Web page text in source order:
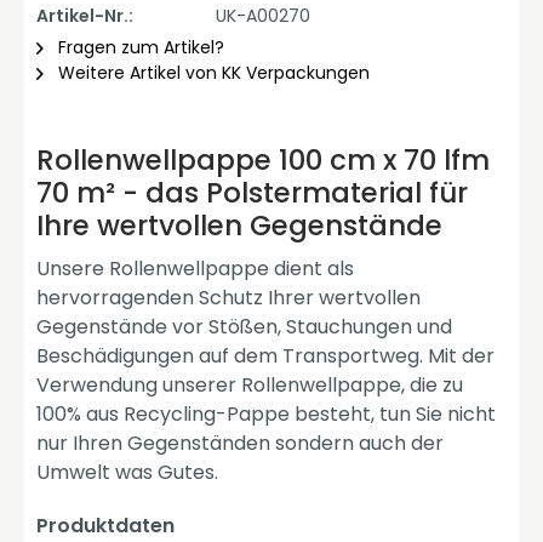
Artikel-Nr.:
UK-A00270
Fragen zum Artikel?
Weitere Artikel von KK Verpackungen
Rollenwellpappe 100 cm x 70 lfm
70 m² - das Polstermaterial für
Ihre wertvollen Gegenstände
Unsere Rollenwellpappe dient als
hervorragenden Schutz Ihrer wertvollen
Gegenstände vor Stößen, Stauchungen und
Beschädigungen auf dem Transportweg. Mit der
Verwendung unserer Rollenwellpappe, die zu
100% aus Recycling-Pappe besteht, tun Sie nicht
nur Ihren Gegenständen sondern auch der
Umwelt was Gutes.
Produktdaten